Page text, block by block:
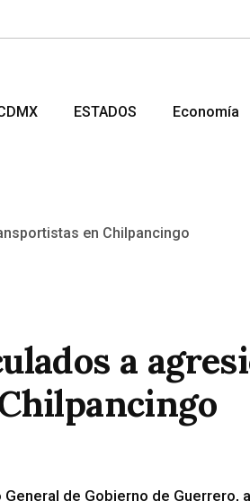
ESTADOS Economía
a
de Gobierno de Guerrero,